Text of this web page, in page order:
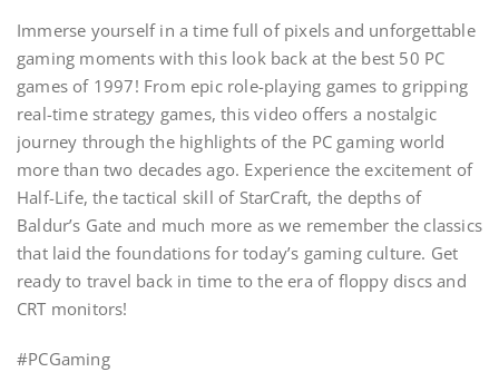
Immerse yourself in a time full of pixels and unforgettable
gaming moments with this look back at the best 50 PC
games of 1997! From epic role-playing games to gripping
real-time strategy games, this video offers a nostalgic
journey through the highlights of the PC gaming world
more than two decades ago. Experience the excitement of
Half-Life, the tactical skill of StarCraft, the depths of
Baldur’s Gate and much more as we remember the classics
that laid the foundations for today’s gaming culture. Get
ready to travel back in time to the era of floppy discs and
CRT monitors!
#PCGaming